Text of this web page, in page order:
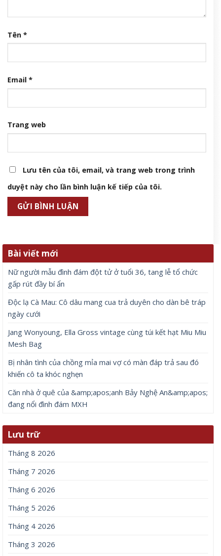
Tên *
Email *
Trang web
Lưu tên của tôi, email, và trang web trong trình
duyệt này cho lần bình luận kế tiếp của tôi.
Bài viết mới
Nữ người mẫu đình đám đột tử ở tuổi 36, tang lễ tổ chức
gấp rút đầy bí ẩn
Độc lạ Cà Mau: Cô dâu mang cua trả duyên cho dàn bê tráp
ngày cưới
Jang Wonyoung, Ella Gross vintage cùng túi kết hạt Miu Miu
Mesh Bag
Bị nhân tình của chồng mỉa mai vợ có màn đáp trả sau đó
khiến cô ta khóc nghẹn
Căn nhà ở quê của &amp;apos;anh Bảy Nghệ An&amp;apos;
đang nổi đình đám MXH
Lưu trữ
Tháng 8 2026
Tháng 7 2026
Tháng 6 2026
Tháng 5 2026
Tháng 4 2026
Tháng 3 2026